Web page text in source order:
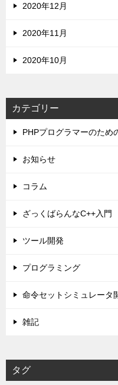
2020年12月
2020年11月
2020年10月
カテゴリー
PHPプログラマーのため
お知らせ
コラム
ざっくばらんなC++入門
ツール開発
プログラミング
命令セットシミュレータ
雑記
タグ